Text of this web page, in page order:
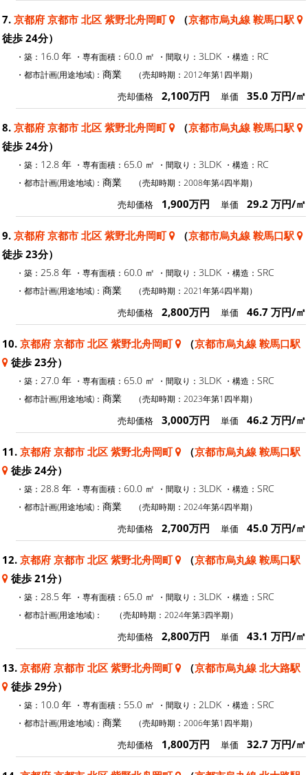
7. 京都府 京都市 北区 紫野北舟岡町 （京都市烏丸線 鞍馬口駅
徒歩 24分）
・築： 16.0 年 ・専有面積： 60.0 ㎡ ・間取り： 3LDK ・構造： RC
・都市計画(用途地域)： 商業 （売却時期：2012年第1四半期）
売却価格 2,100万円 単価 35.0 万円/㎡
8. 京都府 京都市 北区 紫野北舟岡町 （京都市烏丸線 鞍馬口駅
徒歩 24分）
・築： 12.8 年 ・専有面積： 65.0 ㎡ ・間取り： 3LDK ・構造： RC
・都市計画(用途地域)： 商業 （売却時期：2008年第4四半期）
売却価格 1,900万円 単価 29.2 万円/㎡
9. 京都府 京都市 北区 紫野北舟岡町 （京都市烏丸線 鞍馬口駅
徒歩 23分）
・築： 25.8 年 ・専有面積： 60.0 ㎡ ・間取り： 3LDK ・構造： SRC
・都市計画(用途地域)： 商業 （売却時期：2021年第4四半期）
売却価格 2,800万円 単価 46.7 万円/㎡
10. 京都府 京都市 北区 紫野北舟岡町 （京都市烏丸線 鞍馬口駅
徒歩 23分）
・築： 27.0 年 ・専有面積： 65.0 ㎡ ・間取り： 3LDK ・構造： SRC
・都市計画(用途地域)： 商業 （売却時期：2023年第1四半期）
売却価格 3,000万円 単価 46.2 万円/㎡
11. 京都府 京都市 北区 紫野北舟岡町 （京都市烏丸線 鞍馬口駅
徒歩 24分）
・築： 28.8 年 ・専有面積： 60.0 ㎡ ・間取り： 3LDK ・構造： SRC
・都市計画(用途地域)： 商業 （売却時期：2024年第4四半期）
売却価格 2,700万円 単価 45.0 万円/㎡
12. 京都府 京都市 北区 紫野北舟岡町 （京都市烏丸線 鞍馬口駅
徒歩 21分）
・築： 28.5 年 ・専有面積： 65.0 ㎡ ・間取り： 3LDK ・構造： SRC
・都市計画(用途地域)： （売却時期：2024年第3四半期）
売却価格 2,800万円 単価 43.1 万円/㎡
13. 京都府 京都市 北区 紫野北舟岡町 （京都市烏丸線 北大路駅
徒歩 29分）
・築： 10.0 年 ・専有面積： 55.0 ㎡ ・間取り： 2LDK ・構造： SRC
・都市計画(用途地域)： 商業 （売却時期：2006年第1四半期）
売却価格 1,800万円 単価 32.7 万円/㎡